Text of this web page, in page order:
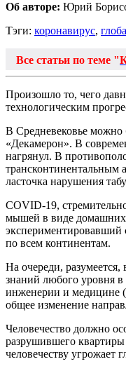
Об авторе: Юрий
Тэги: коронавирус,
Все статьи по теме "
Произошло то, чего
технологическим
В Средневековье можно
«Декамерон». В
нагрянул. В
трансконтинентальным
ласточка нарушения
COVID-19,
мышей в виде домашних
экспериментировавший
по всем континентам.
На очереди,
знаний любого уровня в
инженерии и медицине
общее изменение
Человечество должно
разрушившего квартиры
человечеству